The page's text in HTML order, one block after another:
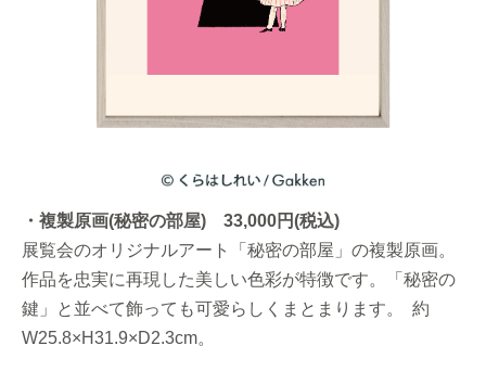
・複製原画(秘密の部屋) 33,000円(税込)
展覧会のオリジナルアート「秘密の部屋」の複製原画。
作品を忠実に再現した美しい色彩が特徴です。「秘密の
鍵」と並べて飾っても可愛らしくまとまります。 約
W25.8×H31.9×D2.3cm。